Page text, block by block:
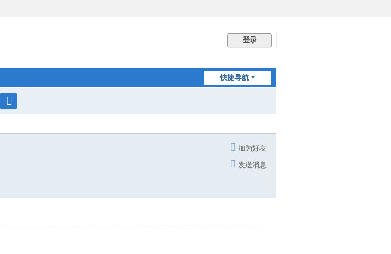
登录
快捷导航
索
加为好友
发送消息